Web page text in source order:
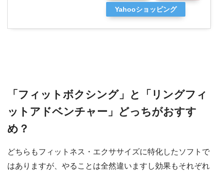
Yahooショッピング
「フィットボクシング」と「リングフィ
ットアドベンチャー」どっちがおすす
め？
どちらもフィットネス・エクササイズに特化したソフトで
はありますが、やることは全然違いますし効果もそれぞれ